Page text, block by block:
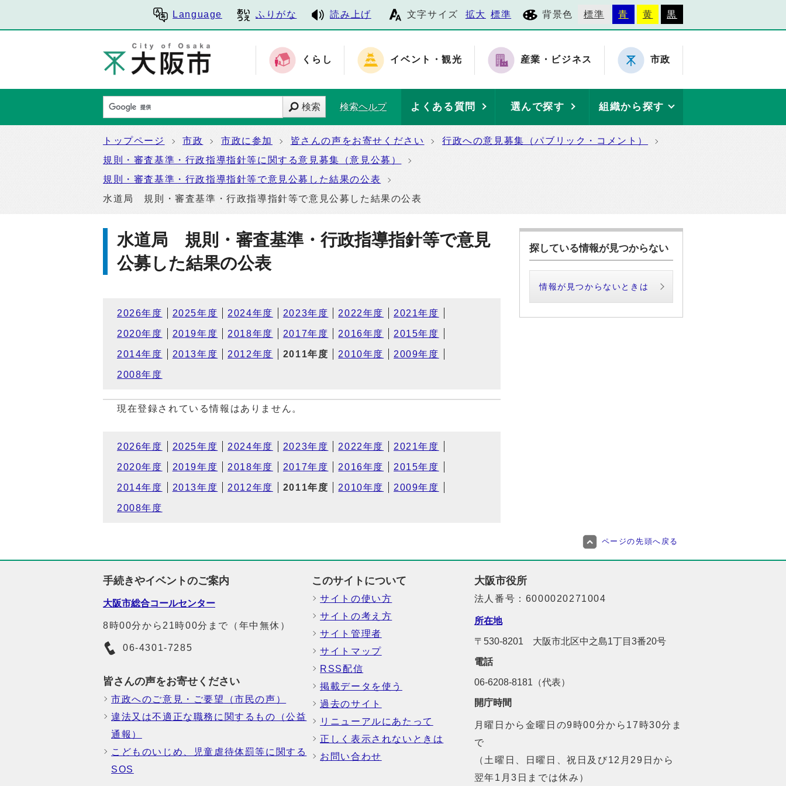
Language ふりがな 読み上げ 文字サイズ 拡大 標準 背景色 標準 青 黄 黒
くらし イベント・観光 産業・ビジネス 市政
検索 検索ヘルプ よくある質問 選んで探す 組織から探す
トップページ 市政 市政に参加 皆さんの声をお寄せください
行政への意見募集（パブリック・コメント）
規則・審査基準・行政指導指針等に関する意見募集（意見公募）
規則・審査基準・行政指導指針等で意見公募した結果の公表
水道局 規則・審査基準・行政指導指針等で意見公募した結果の公表
水道局 規則・審査基準・行政指導指針等で意見
公募した結果の公表
2026年度 2025年度 2024年度 2023年度 2022年度 2021年度
2020年度 2019年度 2018年度 2017年度 2016年度 2015年度
2014年度 2013年度 2012年度 2011年度 2010年度 2009年度
2008年度
現在登録されている情報はありません。
2026年度 2025年度 2024年度 2023年度 2022年度 2021年度
2020年度 2019年度 2018年度 2017年度 2016年度 2015年度
2014年度 2013年度 2012年度 2011年度 2010年度 2009年度
2008年度
探している情報が見つからない
情報が見つからないときは
ページの先頭へ戻る
手続きやイベントのご案内
大阪市総合コールセンター
8時00分から21時00分まで（年中無休）
06-4301-7285
皆さんの声をお寄せください
市政へのご意見・ご要望（市民の声）
違法又は不適正な職務に関するもの（公益
通報）
こどものいじめ、児童虐待体罰等に関する
SOS
このサイトについて
サイトの使い方
サイトの考え方
サイト管理者
サイトマップ
RSS配信
掲載データを使う
過去のサイト
リニューアルにあたって
正しく表示されないときは
お問い合わせ
大阪市役所
法人番号：6000020271004
所在地
〒530-8201 大阪市北区中之島1丁目3番20号
電話
06-6208-8181（代表）
開庁時間
月曜日から金曜日の9時00分から17時30分ま
で
（土曜日、日曜日、祝日及び12月29日から
翌年1月3日までは休み）